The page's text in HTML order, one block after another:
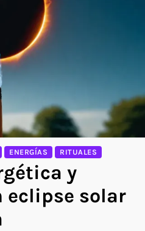
ENERGÍAS RITUALES
y
eclipse solar